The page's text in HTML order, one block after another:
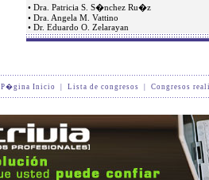
• Dra. Patricia S. S�nchez Ru�z
• Dra. Angela M. Vattino
• Dr. Eduardo O. Zelarayan
P�gina Inicio Lista de congresos Congresos